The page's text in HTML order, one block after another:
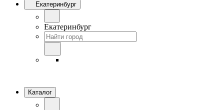
Екатеринбург
Екатеринбург
Каталог